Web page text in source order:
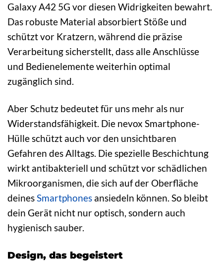
Galaxy A42 5G vor diesen Widrigkeiten bewahrt.
Das robuste Material absorbiert Stöße und
schützt vor Kratzern, während die präzise
Verarbeitung sicherstellt, dass alle Anschlüsse
und Bedienelemente weiterhin optimal
zugänglich sind.
Aber Schutz bedeutet für uns mehr als nur
Widerstandsfähigkeit. Die nevox Smartphone-
Hülle schützt auch vor den unsichtbaren
Gefahren des Alltags. Die spezielle Beschichtung
wirkt antibakteriell und schützt vor schädlichen
Mikroorganismen, die sich auf der Oberfläche
deinesSmartphones ansiedeln können. So bleibt
dein Gerät nicht nur optisch, sondern auch
hygienisch sauber.
Design, das begeistert